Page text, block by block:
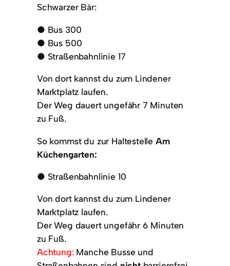
Schwarzer Bär:
● Bus 300
● Bus 500
● Straßenbahnlinie 17
Von dort kannst du zum Lindener
Marktplatz laufen.
Der Weg dauert ungefähr 7 Minuten
zu Fuß.
So kommst du zur Haltestelle Am
Küchengarten:
● Straßenbahnlinie 10
Von dort kannst du zum Lindener
Marktplatz laufen.
Der Weg dauert ungefähr 6 Minuten
zu Fuß.
Achtung:Manche Busse und